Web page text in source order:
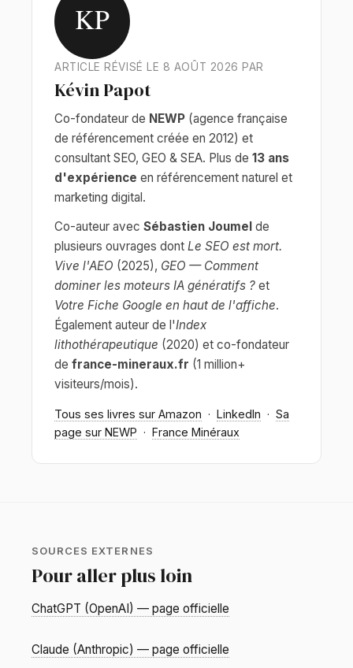
KP
ARTICLE RÉVISÉ LE 8 AOÛT 2026 PAR
Kévin Papot
Co-fondateur de NEWP (agence française
de référencement créée en 2012) et
consultant SEO, GEO & SEA. Plus de 13 ans
d'expérience en référencement naturel et
marketing digital.
Co-auteur avec Sébastien Joumel de
plusieurs ouvrages dont Le SEO est mort.
Vive l'AEO (2025), GEO — Comment
dominer les moteurs IA génératifs ? et
Votre Fiche Google en haut de l'affiche.
Également auteur de l'Index
lithothérapeutique (2020) et co-fondateur
de france-mineraux.fr (1 million+
visiteurs/mois).
Tous ses livres sur Amazon · LinkedIn · Sa
page sur NEWP · France Minéraux
SOURCES EXTERNES
Pour aller plus loin
ChatGPT (OpenAI) — page officielle
Claude (Anthropic) — page officielle